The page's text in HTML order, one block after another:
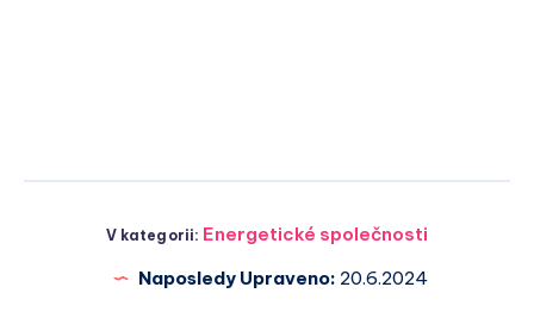
V kategorii: Energetické společnosti
Naposledy Upraveno: 20.6.2024